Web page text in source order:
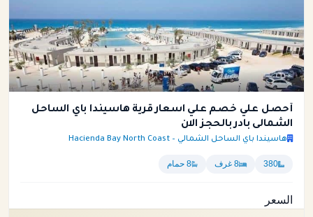
أحصل علي خصم علي اسعار قرية هاسيندا باي الساحل
الشمالى بادر بالحجز الان
هاسيندا باي الساحل الشمالي – Hacienda Bay North Coast
380 8 غرف 8 حمام
السعر